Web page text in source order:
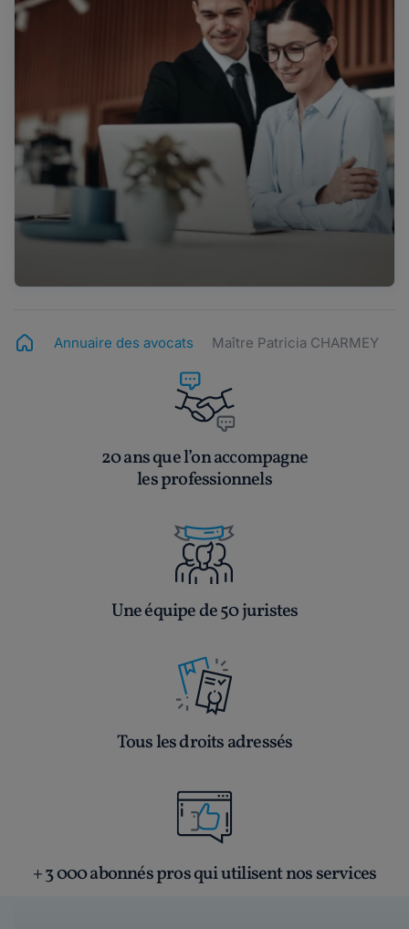
Annuaire des avocats Maître Patricia CHARMEY
20 ans que l’on accompagne
les professionnels
Une équipe de 50 juristes
Tous les droits adressés
+ 3 000 abonnés pros qui utilisent nos services